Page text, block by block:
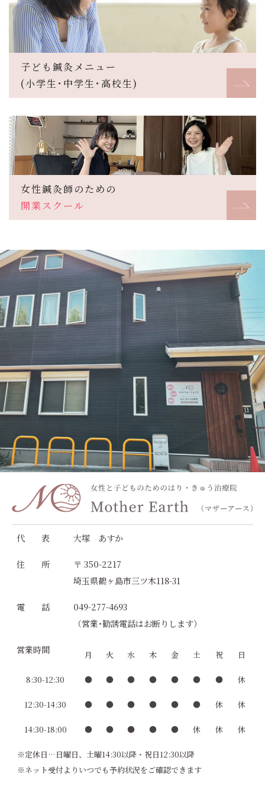
子ども鍼灸メニュー
(小学生･中学生･高校生)
女性鍼灸師のための
開業スクール
代 表 大塚 あすか
住 所
〒 350-2217
埼玉県鶴ヶ島市三ツ木118-31
電 話
049-277-4693
（営業･勧誘電話はお断りします）
営業時間 月 火 水 木 金 土 祝 日
8:30-12:30 ● ● ● ● ● ● ● 休
12:30-14:30 ● ● ● ● ● ● 休 休
14:30-18:00 ● ● ● ● ● 休 休 休
※定休日…日曜日、土曜14:30以降・祝日12:30以降
※ネット受付よりいつでも予約状況をご確認できます